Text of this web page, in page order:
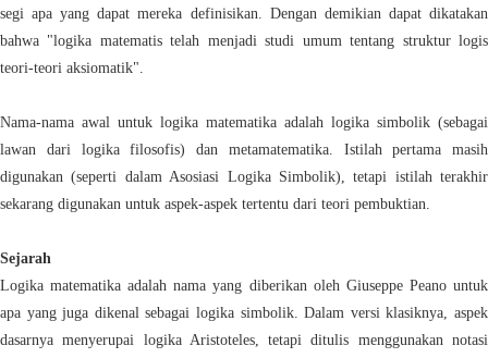
segi apa yang dapat mereka definisikan. Dengan demikian dapat dikatakan
bahwa "logika matematis telah menjadi studi umum tentang struktur logis
teori-teori aksiomatik".
Nama-nama awal untuk logika matematika adalah logika simbolik (sebagai
lawan dari logika filosofis) dan metamatematika. Istilah pertama masih
digunakan (seperti dalam Asosiasi Logika Simbolik), tetapi istilah terakhir
sekarang digunakan untuk aspek-aspek tertentu dari teori pembuktian.
Sejarah
Logika matematika adalah nama yang diberikan oleh Giuseppe Peano untuk
apa yang juga dikenal sebagai logika simbolik. Dalam versi klasiknya, aspek
dasarnya menyerupai logika Aristoteles, tetapi ditulis menggunakan notasi